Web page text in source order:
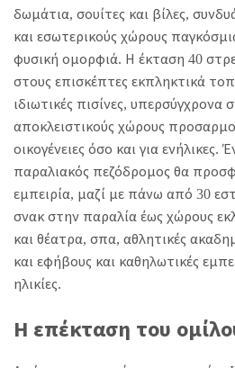
δωμάτια, σουίτες και βίλες,
και εσωτερικούς χώρους
φυσική ομορφιά. Η έκταση 40
στους επισκέπτες εκπληκτικά
ιδιωτικές πισίνες, υπερσύγχρονα
αποκλειστικούς χώρους
οικογένειες όσο και για ενήλικες.
παραλιακός πεζόδρομος θα
εμπειρία, μαζί με πάνω από 30
σνακ στην παραλία έως χώρους
και θέατρα, σπα, αθλητικές
και εφήβους και καθηλωτικές
ηλικίες.
Η επέκταση του